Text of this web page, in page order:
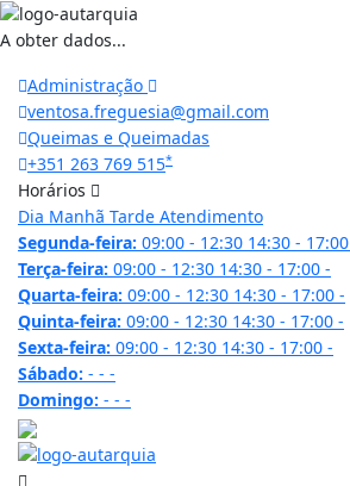
A obter dados...
Administração
ventosa.freguesia@gmail.com
Queimas e Queimadas
+351 263 769 515*
Horários
Dia Manhã Tarde Atendimento
Segunda-feira: 09:00 - 12:30 14:30 - 17:00
Terça-feira: 09:00 - 12:30 14:30 - 17:00 -
Quarta-feira: 09:00 - 12:30 14:30 - 17:00 -
Quinta-feira: 09:00 - 12:30 14:30 - 17:00 -
Sexta-feira: 09:00 - 12:30 14:30 - 17:00 -
Sábado: - - -
Domingo: - - -